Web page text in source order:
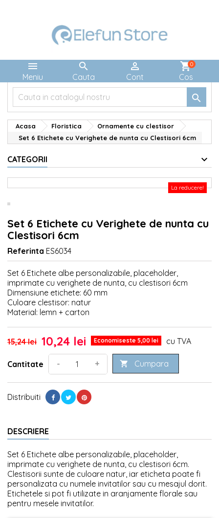

Meniu

Cauta

Cont
shopping_cart
Cos
0

Acasa Floristica
Ornamente cu clestisor
Set 6 Etichete cu Verighete de nunta cu Clestisori 6cm
CATEGORII
La reducere!
Set 6 Etichete cu Verighete de nunta cu
Clestisori 6cm
Referinta ES6034
Set 6 Etichete albe personalizabile, placeholder,
imprimate cu verighete de nunta, cu clestisori 6cm
Dimensiune etichete: 60 mm
Culoare clestisor: natur
Material: lemn + carton
15,24 lei 10,24 lei Economiseste 5,00 lei cu TVA
Cantitate - +  Cumpara
Distribuiti
DESCRIERE
Set 6 Etichete albe personalizabile, placeholder,
imprimate cu verighete de nunta, cu clestisori 6cm.
Clestisorii sunte de culoare natur, iar eticheta poate fi
personalizata cu numele invitatilor sau cu mesajul dorit.
Etichetele si pot fi utilizate in aranjamente florale sau
pentru mesele invitatilor.